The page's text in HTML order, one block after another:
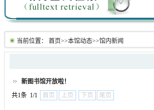
当前位置： 首页>>本馆动态>>馆内新闻
新图书馆开放啦！
共1条 1/1
首页 上页 下页 尾页